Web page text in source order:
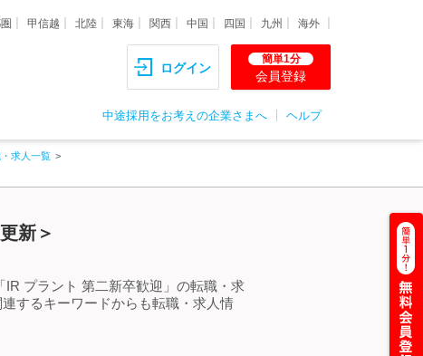
甲信越 北陸 東海 関西 中国 四国 九州 海外
ログイン
簡単1分
会員登録
中途採用をお考えの企業さまへ ヘルプ
求人一覧
新＞
プラント 第二新卒歓迎」の転職・求
するキーワードからも転職・求人情